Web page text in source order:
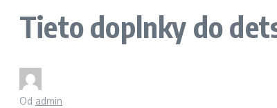
Tieto doplnky do
Od admin